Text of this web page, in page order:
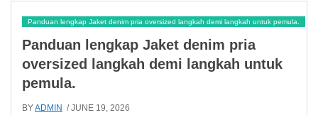
Panduan lengkap Jaket denim pria oversized langkah demi langkah untuk pemula.
Panduan lengkap Jaket denim pria
oversized langkah demi langkah untuk
pemula.
BYADMIN / JUNE 19, 2026